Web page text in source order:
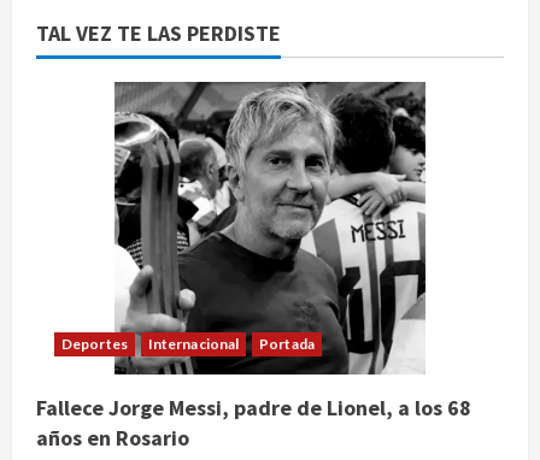
TAL VEZ TE LAS PERDISTE
Deportes Internacional Portada
Fallece Jorge Messi, padre de Lionel, a los 68
años en Rosario